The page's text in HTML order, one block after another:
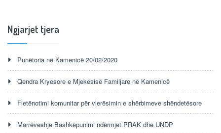
Ngjarjet tjera
Punëtoria në Kamenicë 20/02/2020
Qendra Kryesore e Mjekësisë Familjare në Kamenicë
Fletënotimi komunitar për vlerësimin e shërbimeve shëndetësore
Marrëveshje Bashkëpunimi ndërmjet PRAK dhe UNDP